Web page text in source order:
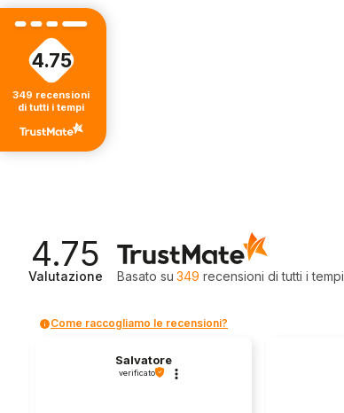
4.75
Valutazione Basato su 349 recensionidi tutti i tempi
Come raccogliamo le recensioni?
Salvatore
verificato
4.75
349 recensioni
di tutti i tempi